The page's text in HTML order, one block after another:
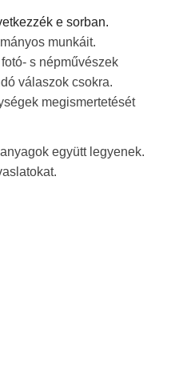
e sorban.
munkáit.
s népművészek
válaszok csokra.
megismertetését
együtt legyenek.